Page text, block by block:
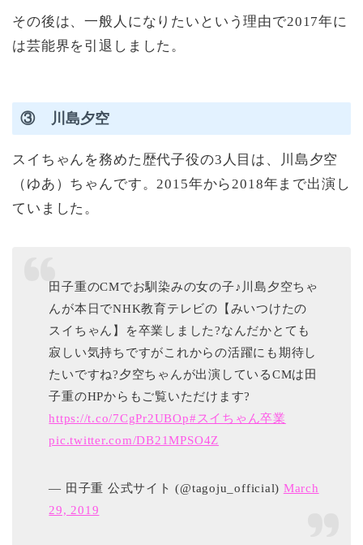
その後は、一般人になりたいという理由で2017年に
は芸能界を引退しました。
③ 川島夕空
スイちゃんを務めた歴代子役の3人目は、川島夕空
（ゆあ）ちゃんです。2015年から2018年まで出演し
ていました。
田子重のCMでお馴染みの女の子♪川島夕空ちゃ
んが本日でNHK教育テレビの【みいつけたの
スイちゃん】を卒業しました?なんだかとても
寂しい気持ちですがこれからの活躍にも期待し
たいですね?夕空ちゃんが出演しているCMは田
子重のHPからもご覧いただけます?
https://t.co/7CgPr2UBOp#スイちゃん卒業
pic.twitter.com/DB21MPSO4Z
— 田子重 公式サイト (@tagoju_official) March
29, 2019